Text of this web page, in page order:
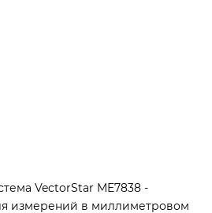
VectorStar ME7838 -
измерений в миллиметровом